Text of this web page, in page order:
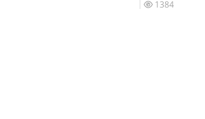
1384